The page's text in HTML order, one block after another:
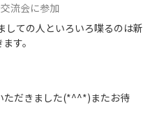
流会に参加
しての人といろいろ喋るのは新
す。
ただきました(*^^*)またお待